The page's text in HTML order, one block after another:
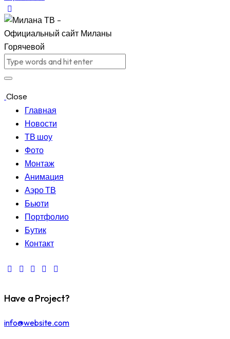
Close
Главная
Новости
ТВ шоу
Фото
Монтаж
Анимация
Аэро ТВ
Бьюти
Портфолио
Бутик
Контакт
Have a Project?
info@website.com